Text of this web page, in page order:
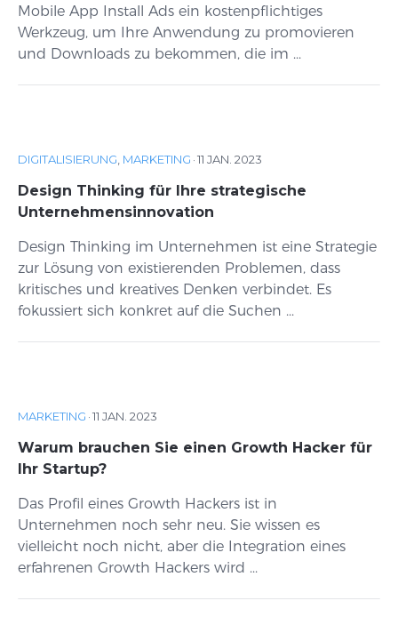
Mobile App Install Ads ein kostenpflichtiges
Werkzeug, um Ihre Anwendung zu promovieren
und Downloads zu bekommen, die im ...
DIGITALISIERUNG MARKETING ·11 JAN. 2023
Design Thinking für Ihre strategische
Unternehmensinnovation
Design Thinking im Unternehmen ist eine Strategie
zur Lösung von existierenden Problemen, dass
kritisches und kreatives Denken verbindet. Es
fokussiert sich konkret auf die Suchen ...
MARKETING ·11 JAN. 2023
Warum brauchen Sie einen Growth Hacker für
Ihr Startup?
Das Profil eines Growth Hackers ist in
Unternehmen noch sehr neu. Sie wissen es
vielleicht noch nicht, aber die Integration eines
erfahrenen Growth Hackers wird ...